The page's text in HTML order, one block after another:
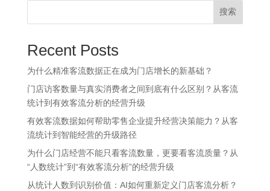
搜索
Recent Posts
为什么精准客流数据正在成为门店增长的新基础？
门店访客数量与真实消费者之间到底有什么区别？从客流
统计到有效客流分析的经营升级
有效客流数据如何帮助零售企业提升经营决策能力？从客
流统计到智能经营的升级路径
为什么门店经营不能只看客流数量，更要看客流质量？从
“人数统计”到“有效客流分析”的经营升级
从统计人数到识别价值：AI如何重新定义门店客流分析？